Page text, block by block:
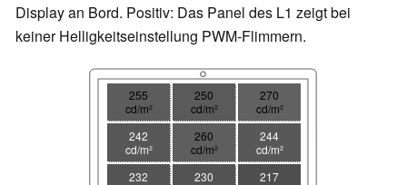
Display an Bord. Positiv: Das Panel des L1 zeigt bei
keiner Helligkeitseinstellung PWM-Flimmern.
255
cd/m²
250
cd/m²
270
cd/m²
242
cd/m²
260
cd/m²
244
cd/m²
232
230
217